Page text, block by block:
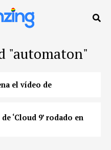
"automaton"
el vídeo de
‘Cloud 9’ rodado en